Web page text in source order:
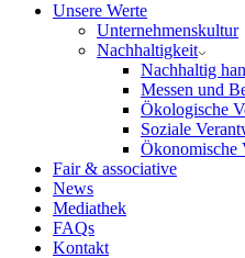
Unsere Werte
Unternehmenskultur
Nachhaltigkeit
Nachhaltig
Messen und
Ökologische
Soziale
Ökonomische
Fair & associative
News
Mediathek
FAQs
Kontakt